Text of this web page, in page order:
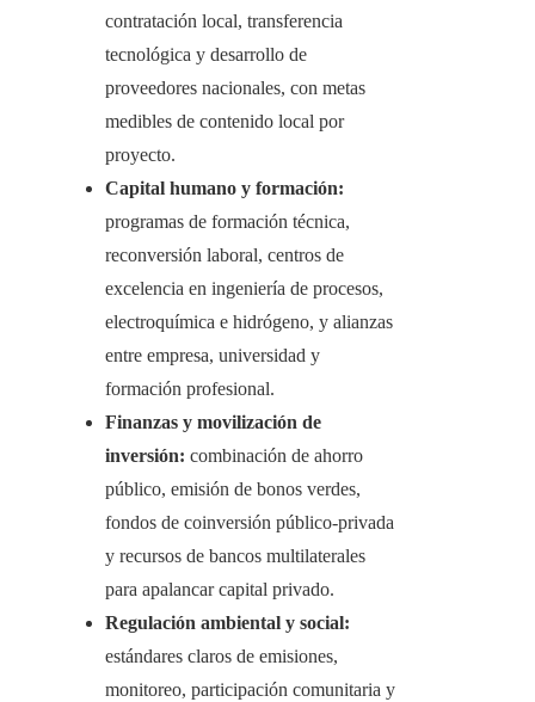
contratación local, transferencia
tecnológica y desarrollo de
proveedores nacionales, con metas
medibles de contenido local por
proyecto.
Capital humano y formación:
programas de formación técnica,
reconversión laboral, centros de
excelencia en ingeniería de procesos,
electroquímica e hidrógeno, y alianzas
entre empresa, universidad y
formación profesional.
Finanzas y movilización de
inversión: combinación de ahorro
público, emisión de bonos verdes,
fondos de coinversión público-privada
y recursos de bancos multilaterales
para apalancar capital privado.
Regulación ambiental y social:
estándares claros de emisiones,
monitoreo, participación comunitaria y